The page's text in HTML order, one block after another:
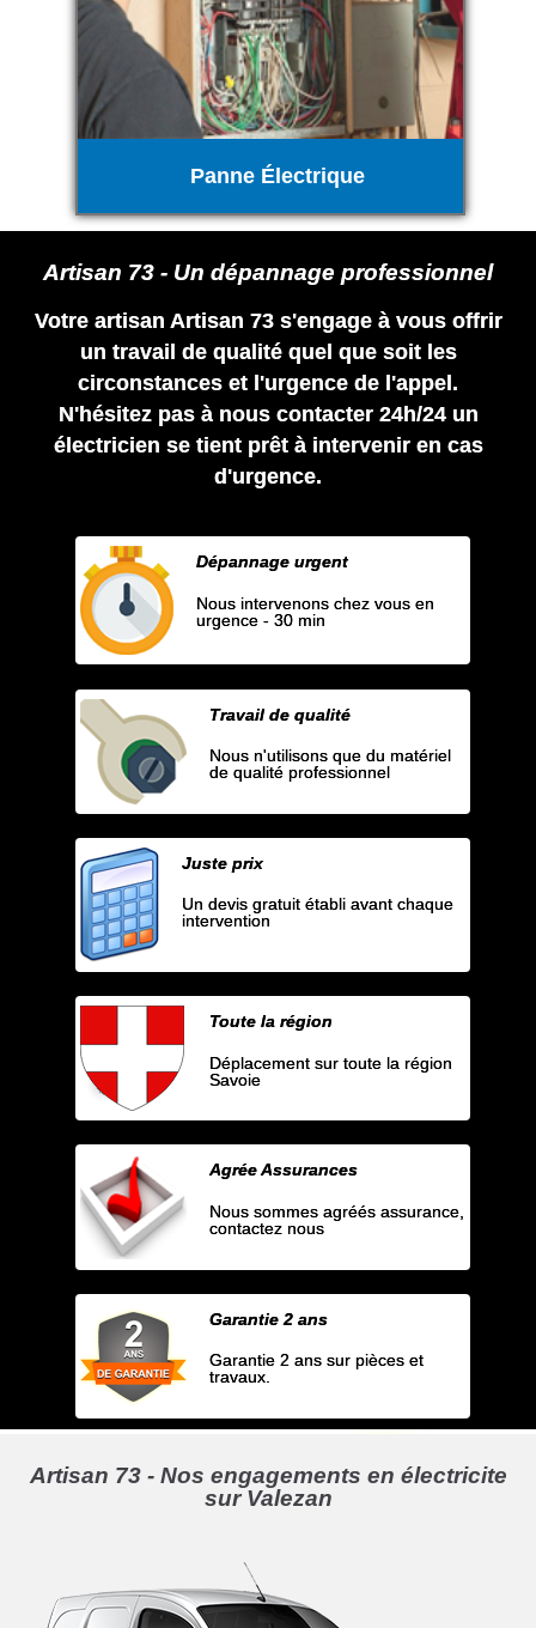
Panne Électrique
Artisan 73 - Un dépannage professionnel
Votre artisan Artisan 73 s'engage à vous offrir
un travail de qualité quel que soit les
circonstances et l'urgence de l'appel.
N'hésitez pas à nous contacter 24h/24 un
électricien se tient prêt à intervenir en cas
d'urgence.
Dépannage urgent
Nous intervenons chez vous en
urgence - 30 min
Travail de qualité
Nous n'utilisons que du matériel
de qualité professionnel
Juste prix
Un devis gratuit établi avant chaque
intervention
Toute la région
Déplacement sur toute la région
Savoie
Agrée Assurances
Nous sommes agréés assurance,
contactez nous
Garantie 2 ans
Garantie 2 ans sur pièces et
travaux.
Artisan 73 - Nos engagements en électricite
sur Valezan